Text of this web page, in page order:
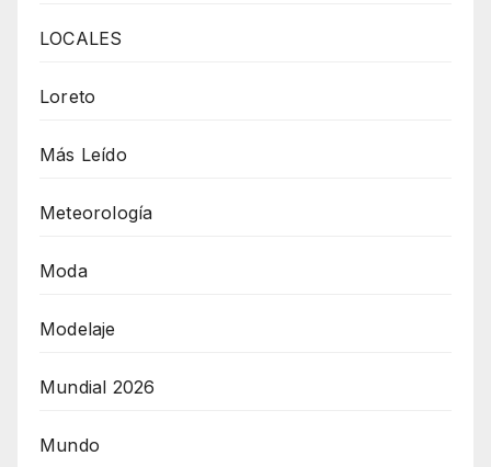
LOCALES
Loreto
Más Leído
Meteorología
Moda
Modelaje
Mundial 2026
Mundo